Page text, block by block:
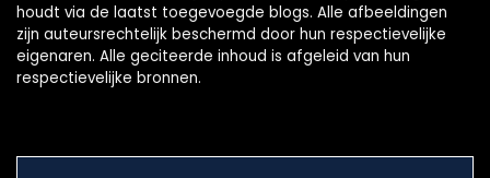
houdt via de laatst toegevoegde blogs. Alle afbeeldingen
zijn auteursrechtelijk beschermd door hun respectievelijke
eigenaren. Alle geciteerde inhoud is afgeleid van hun
respectievelijke bronnen.